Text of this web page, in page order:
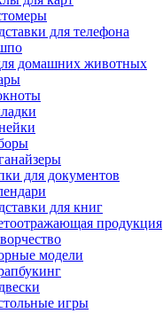
для телефона
домашних животных
для документов
для книг
продукция
модели
игры